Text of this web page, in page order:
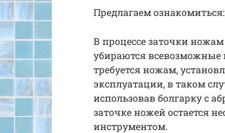
Предлагаем
В процессе заточки
убираются всевозможные
требуется ножам,
эксплуатации, в таком
использовав болгарку с
заточке ножей остается
инструментом.